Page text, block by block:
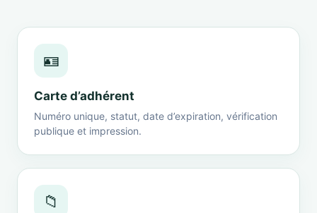
🪪
Carte d’adhérent
Numéro unique, statut, date d’expiration, vérification
publique et impression.
📁